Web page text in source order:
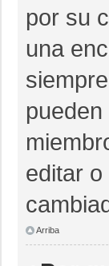
por su
una
editar
Arriba